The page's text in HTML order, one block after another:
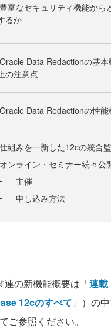
豊富なセキュリティ機能から
るか
Oracle Data Redactionの基本
上の注意点
Oracle Data Redactionの性能
仕組みを一新した12cの統合
オンライン・セミナー続々公
主催
申し込み方法
の新機能概要は「連載
12cのすべて 」）の
ご参照ください。